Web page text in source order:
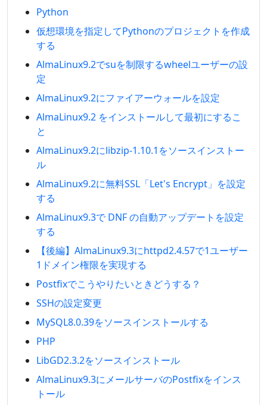
Python
仮想環境を指定してPythonのプロジェクトを作成
する
AlmaLinux9.2でsuを制限するwheelユーザーの設
定
AlmaLinux9.2にファイアーウォールを設定
AlmaLinux9.2 をインストールして最初にするこ
と
AlmaLinux9.2にlibzip-1.10.1をソースインストー
ル
AlmaLinux9.2に無料SSL「Let's Encrypt」を設定
する
AlmaLinux9.3で DNF の自動アップデートを設定
する
【後編】AlmaLinux9.3にhttpd2.4.57で1ユーザー
1ドメイン権限を実現する
Postfixでこうやりたいときどうする？
SSHの設定変更
MySQL8.0.39をソースインストールする
PHP
LibGD2.3.2をソースインストール
AlmaLinux9.3にメールサーバのPostfixをインス
トール